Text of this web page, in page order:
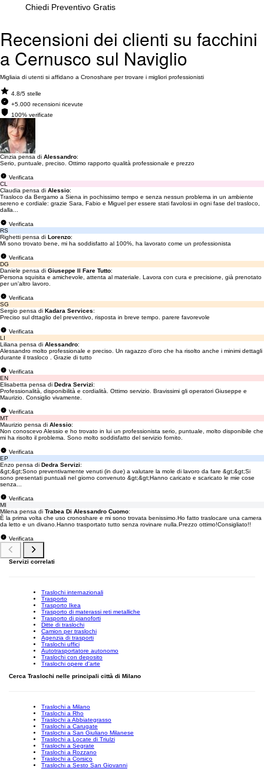
Chiedi Preventivo Gratis
Recensioni dei clienti su facchini
a Cernusco sul Naviglio
Migliaia di utenti si affidano a Cronoshare per trovare i migliori professionisti
4.8/5 stelle
+5.000 recensioni ricevute
100% verificate
Cinzia pensa di Alessandro:
Serio, puntuale, preciso. Ottimo rapporto qualità professionale e prezzo
Verificata
CL
Claudia pensa di Alessio:
Trasloco da Bergamo a Siena in pochissimo tempo e senza nessun problema in un ambiente
sereno e cordiale: grazie Sara, Fabio e Miguel per essere stati favolosi in ogni fase del trasloco,
dalla...
Verificata
RS
Righetti pensa di Lorenzo:
Mi sono trovato bene, mi ha soddisfatto al 100%, ha lavorato come un professionista
Verificata
DG
Daniele pensa di Giuseppe Il Fare Tutto:
Persona squisita e amichevole, attenta al materiale. Lavora con cura e precisione, già prenotato
per un'altro lavoro.
Verificata
SG
Sergio pensa di Kadara Services:
Preciso sul dttaglio del preventivo, risposta in breve tempo. parere favorevole
Verificata
LI
Liliana pensa di Alessandro:
Alessandro molto professionale e preciso. Un ragazzo d’oro che ha risolto anche i minimi dettagli
durante il trasloco . Grazie di tutto
Verificata
EN
Elisabetta pensa di Dedra Servizi:
Professionalità, disponibilità e cordialità. Ottimo servizio. Bravissimi gli operatori Giuseppe e
Maurizio. Consiglio vivamente.
Verificata
MT
Maurizio pensa di Alessio:
Non conoscevo Alessio e ho trovato in lui un professionista serio, puntuale, molto disponibile che
mi ha risolto il problema. Sono molto soddisfatto del servizio fornito.
Verificata
EP
Enzo pensa di Dedra Servizi:
&gt;&gt;Sono preventivamente venuti (in due) a valutare la mole di lavoro da fare &gt;&gt;Si
sono presentati puntuali nel giorno convenuto &gt;&gt;Hanno caricato e scaricato le mie cose
senza...
Verificata
MI
Milena pensa di Trabea Di Alessandro Cuomo:
È la prima volta che uso cronoshare e mi sono trovata benissimo.Ho fatto traslocare una camera
da letto e un divano.Hanno trasportato tutto senza rovinare nulla.Prezzo ottimo!Consigliato!!
Verificata
Servizi correlati
Traslochi internazionali
Trasporto
Trasporto Ikea
Trasporto di materassi reti metalliche
Trasporto di pianoforti
Ditte di traslochi
Camion per traslochi
Agenzia di trasporti
Traslochi uffici
Autotrasportatore autonomo
Traslochi con deposito
Traslochi opere d'arte
Cerca Traslochi nelle principali città di Milano
Traslochi a Milano
Traslochi a Rho
Traslochi a Abbiategrasso
Traslochi a Carugate
Traslochi a San Giuliano Milanese
Traslochi a Locate di Triulzi
Traslochi a Segrate
Traslochi a Rozzano
Traslochi a Corsico
Traslochi a Sesto San Giovanni